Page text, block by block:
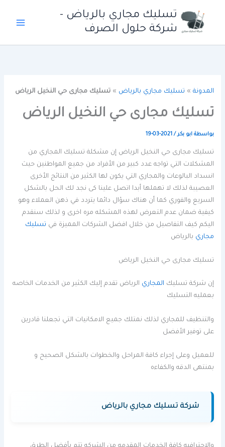
المحتوى
تسليك مجاري بالرياض -
شركة حلول الصرف
المدونة » تسليك مجاري بالرياض »تسليك مجارى حي النخيل الرياض
تسليك مجارى حي النخيل الرياض
بواسطة ابو بكر/
2021-03-19
تسليك مجارى حي النخيل الرياض إن مشكلة تسليك المجاري من
المشكلات التي تواجه عدد كبير من الأفراد من جميع المواطنين حيث
انسداد البالوعات والمجاري التي يكون لها الكثير من النتائج الأخرى
العصيبة لذلك لا تهملها أبدا اتصل علينا كى نجد لك الحل بالشكل
السريع والفوري كما أن هناك سؤال دائما يتردد في ذهن العملاء وهو
كيفية ضمان عدم التعرض لهذه المشكله مره اخرى و لذلك سنقدم
اليكم كيف التفاصيل من خلال افضل الشركات المميزة في تسليك
مجاري بالرياض
تسليك مجارى حي النخيل الرياض
إن شركة تسليك المجاري الرياض تقدم إليك الكثير من الخدمات الخاصه
بعمليه التسليك
والتنظيف للمجاري لذلك نمتلك جميع الامكانيات التي تجعلنا قادرين
على توفير الأفضل
للعميل وعلى إجراء كافة المراحل والخطوات بالشكل الصحيح و
بمنتهى الدقه والكفاءه
شركة تسليك مجاري بالرياض